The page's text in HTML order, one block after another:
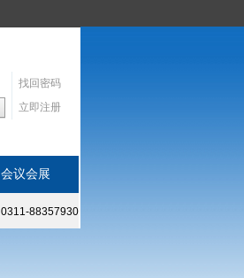
找回密码
立即注册
会议会展
0311-88357930